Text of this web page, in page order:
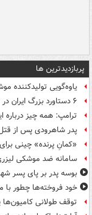
پربازدیدترین ها
یاوه‌گویی تولیدکننده
۶ دستاورد بزرگ ایران در ۱۶۰ روز رهبری رهبر انقلاب
ترامپ: همه چیز درباره
پدر شاهرودی پس از
«کمانِ پرنده» چینی
سامانه ضد موشکی
بوسه‌ پدر بر پای پسر
خود فروخته‌ها چطور با
توقف طولانی